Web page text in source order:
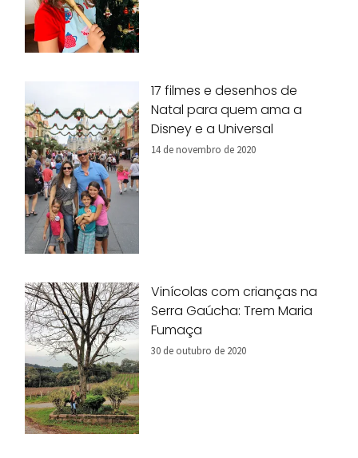
17 filmes e desenhos de
Natal para quem ama a
Disney e a Universal
14 de novembro de 2020
Vinícolas com crianças na
Serra Gaúcha: Trem Maria
Fumaça
30 de outubro de 2020